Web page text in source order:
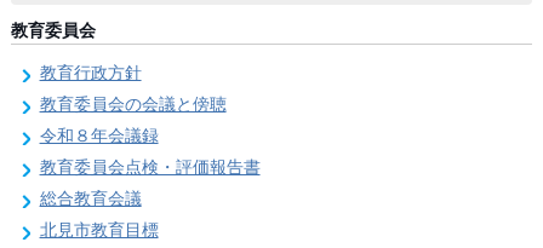
教育委員会
教育行政方針
教育委員会の会議と傍聴
令和８年会議録
教育委員会点検・評価報告書
総合教育会議
北見市教育目標